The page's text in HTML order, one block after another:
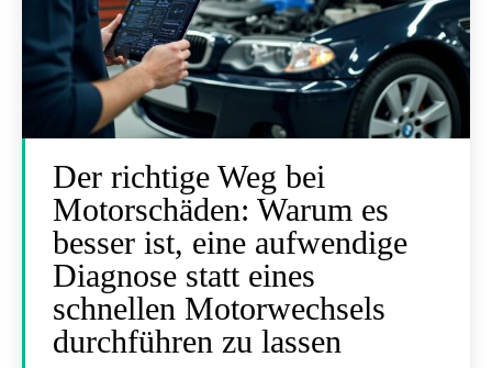
Der richtige Weg bei
Motorschäden: Warum es
besser ist, eine aufwendige
Diagnose statt eines
schnellen Motorwechsels
durchführen zu lassen